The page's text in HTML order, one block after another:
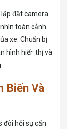
lắp đặt camera
toàn cảnh
xe. Chuẩn bị
hình hiển thị và
Biến Và
đòi hỏi sự cẩn